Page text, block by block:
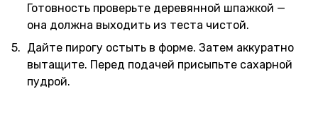
Готовность проверьте деревянной шпажкой —
она должна выходить из теста чистой.
Дайте пирогу остыть в форме. Затем аккуратно
вытащите. Перед подачей присыпьте сахарной
пудрой.